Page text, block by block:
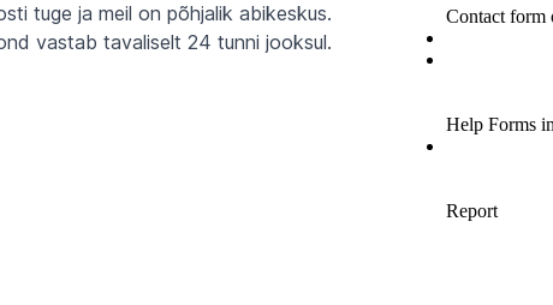
tuge ja meil on põhjalik abikeskus.
vastab tavaliselt 24 tunni jooksul.